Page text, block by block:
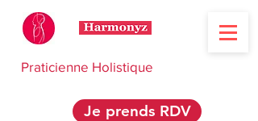
Je prends RDV
Praticienne Holistique